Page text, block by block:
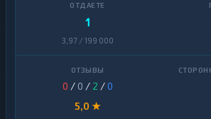
1
3,97 / 199 000
0 / 0 / 2 /0
5,0 ★